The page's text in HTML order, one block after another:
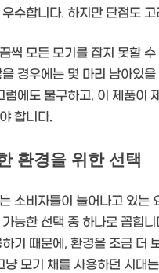
수합니다. 하지만 단점도
씩 모든 모기를 잡지 못할
경우에는 몇 마리 남아있
럼에도 불구하고, 이 제품이
합니다.
환경을 위한 선택
소비자들이 늘어나고 있는
능한 선택 중 하나로 꼽힙
기 때문에, 환경을 조금 더
냥 모기 채를 사용하던 시대